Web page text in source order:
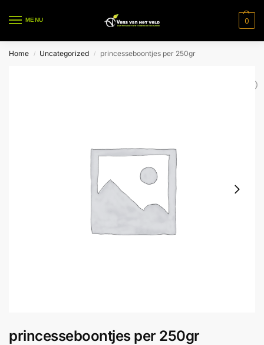
MENU 0
Home / Uncategorized / princesseboontjes per 250gr
princesseboontjes per 250gr